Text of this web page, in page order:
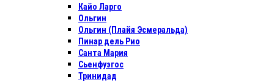
Кайо Ларго
Ольгин
Ольгин (Плайя Эсмеральда)
Пинар дель Рио
Санта Мария
Сьенфуэгос
Тринидад